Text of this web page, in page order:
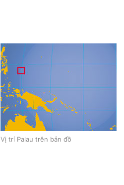
Vị trí Palau trên bản đồ